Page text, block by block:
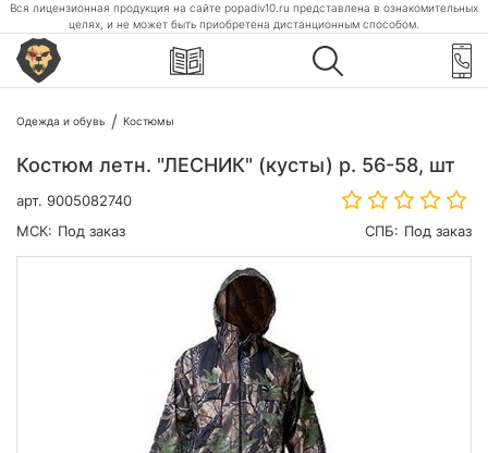
Вся лицензионная продукция на сайте popadiv10.ru представлена в ознакомительных
целях, и не может быть приобретена дистанционным способом.
Одежда и обувь Костюмы
Костюм летн. "ЛЕСНИК" (кусты) р. 56-58, шт
арт. 9005082740
МСК: Под заказ СПБ: Под заказ